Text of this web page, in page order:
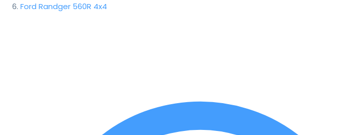
Ford Randger 560R 4x4